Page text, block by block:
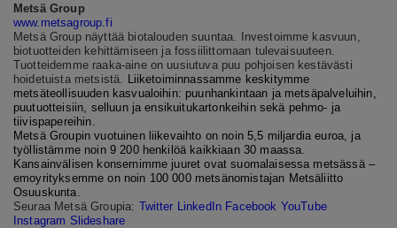
Metsä Group
www.metsagroup.fi
Metsä Group näyttää biotalouden suuntaa. Investoimme kasvuun,
biotuotteiden kehittämiseen ja fossiilittomaan tulevaisuuteen.
Tuotteidemme raaka-aine on uusiutuva puu pohjoisen kestävästi
hoidetuista metsistä.
Liiketoiminnassamme keskitymme
metsäteollisuuden kasvualoihin: puunhankintaan ja metsäpalveluihin,
puutuotteisiin, selluun ja ensikuitukartonkeihin sekä pehmo- ja
tiivispapereihin.
Metsä Groupin vuotuinen liikevaihto on noin 5,5 miljardia euroa, ja
työllistämme noin 9 200 henkilöä kaikkiaan 30 maassa.
Kansainvälisen konsernimme juuret ovat suomalaisessa metsässä –
emoyrityksemme on noin 100 000 metsänomistajan Metsäliitto
Osuuskunta.
SeuraaMetsä Groupia: Twitter LinkedIn Facebook YouTube
Instagram Slideshare